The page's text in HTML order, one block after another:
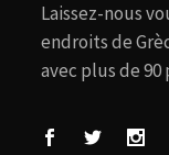
Laissez-nous
endroits de
avec plus de 90